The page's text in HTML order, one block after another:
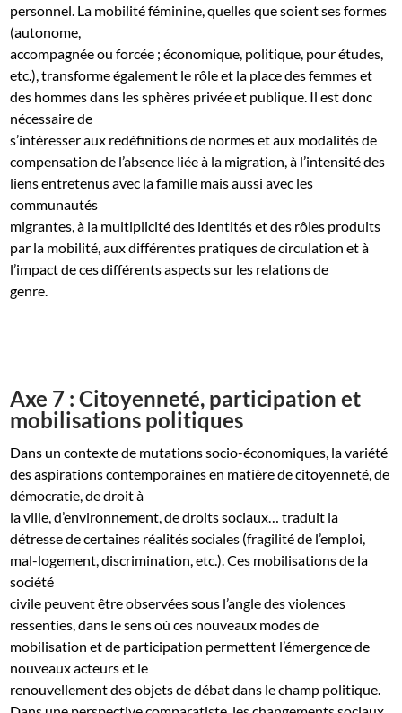
personnel. La mobilité féminine, quelles que soient ses formes
(autonome,
accompagnée ou forcée ; économique, politique, pour études,
etc.), transforme également le rôle et la place des femmes et
des hommes dans les sphères privée et publique. Il est donc
nécessaire de
s’intéresser aux redéfinitions de normes et aux modalités de
compensation de l’absence liée à la migration, à l’intensité des
liens entretenus avec la famille mais aussi avec les
communautés
migrantes, à la multiplicité des identités et des rôles produits
par la mobilité, aux différentes pratiques de circulation et à
l’impact de ces différents aspects sur les relations de
genre.
Axe 7 : Citoyenneté, participation et
mobilisations politiques
Dans un contexte de mutations socio-économiques, la variété
des aspirations contemporaines en matière de citoyenneté, de
démocratie, de droit à
la ville, d’environnement, de droits sociaux… traduit la
détresse de certaines réalités sociales (fragilité de l’emploi,
mal-logement, discrimination, etc.). Ces mobilisations de la
société
civile peuvent être observées sous l’angle des violences
ressenties, dans le sens où ces nouveaux modes de
mobilisation et de participation permettent l’émergence de
nouveaux acteurs et le
renouvellement des objets de débat dans le champ politique.